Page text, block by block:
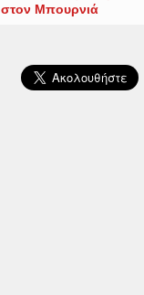
στον Μπουρνιά